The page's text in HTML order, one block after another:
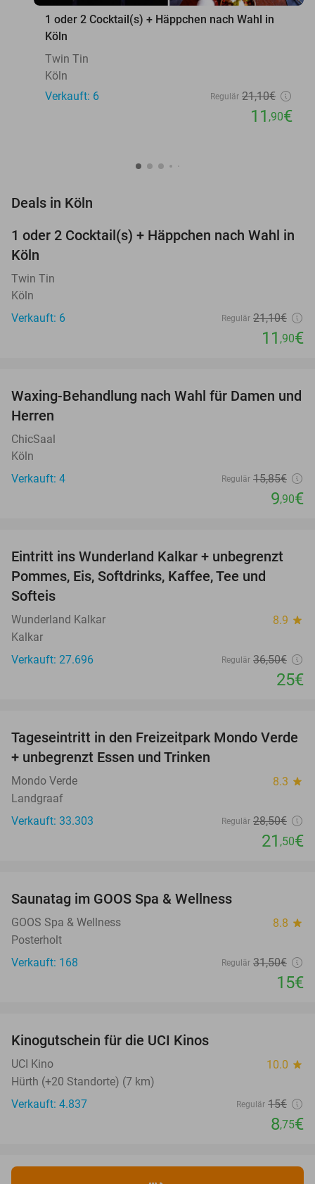
1 oder 2 Cocktail(s) + Häppchen nach Wahl in
Köln
Twin Tin
Köln
Verkauft: 6
Regulär 21,10€
11 ,90€
Deals in Köln
44%
1 oder 2 Cocktail(s) + Häppchen nach Wahl in
Köln
Twin Tin
Köln
Verkauft: 6
Regulär 21,10€
11 ,90€
38%
NEW
TODAY
Waxing-Behandlung nach Wahl für Damen und
Herren
ChicSaal
Köln
Verkauft: 4
Regulär 15,85€
9,90€
32%
Eintritt ins Wunderland Kalkar + unbegrenzt
Pommes, Eis, Softdrinks, Kaffee, Tee und
Softeis
Wunderland Kalkar 8.9 star
Kalkar
Verkauft: 27.696
Regulär 36,50€
25€
25%
Tageseintritt in den Freizeitpark Mondo Verde
+ unbegrenzt Essen und Trinken
Mondo Verde 8.3 star
Landgraaf
Verkauft: 33.303
Regulär 28,50€
21 ,50€
TODAY
Saunatag im GOOS Spa & Wellness
GOOS Spa & Wellness 8.8 star
Posterholt
Verkauft: 168
Regulär 31,50€
15€
Kinogutschein für die UCI Kinos
UCI Kino 10.0 star
Hürth (+20 Standorte) (7 km)
Verkauft: 4.837
Regulär 15€
8,75€